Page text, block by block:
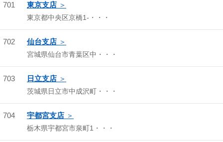
701 東京支店
東京都中央区京橋1-・・・
702 仙台支店
宮城県仙台市青葉区中・・・
703 日立支店
茨城県日立市中成沢町・・・
704 宇都宮支店
栃木県宇都宮市泉町1・・・